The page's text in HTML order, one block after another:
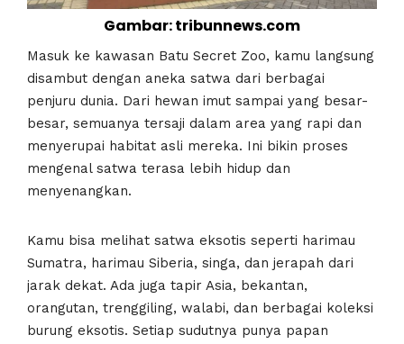
Gambar: tribunnews.com
Masuk ke kawasan Batu Secret Zoo, kamu langsung
disambut dengan aneka satwa dari berbagai
penjuru dunia. Dari hewan imut sampai yang besar-
besar, semuanya tersaji dalam area yang rapi dan
menyerupai habitat asli mereka. Ini bikin proses
mengenal satwa terasa lebih hidup dan
menyenangkan.
Kamu bisa melihat satwa eksotis seperti harimau
Sumatra, harimau Siberia, singa, dan jerapah dari
jarak dekat. Ada juga tapir Asia, bekantan,
orangutan, trenggiling, walabi, dan berbagai koleksi
burung eksotis. Setiap sudutnya punya papan